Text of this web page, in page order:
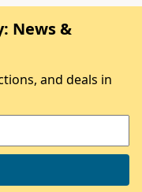
News &
and deals in